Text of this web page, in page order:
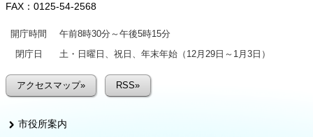
FAX：0125-54-2568
開庁時間
午前8時30分～午後5時15分
閉庁日
土・日曜日、祝日、年末年始（12月29日～1月3日）
アクセスマップ» RSS»
市役所案内